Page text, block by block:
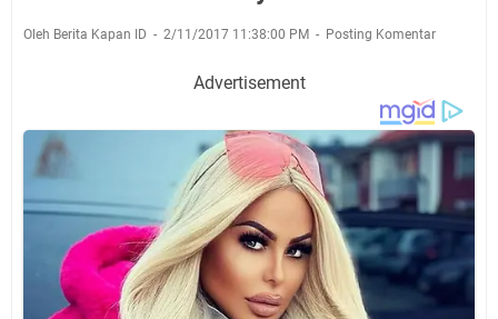
Oleh Berita Kapan ID 2/11/2017 11:38:00 PM Posting Komentar
Advertisement